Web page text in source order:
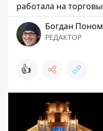
работала на
Богдан
РЕДАКТОР
👍